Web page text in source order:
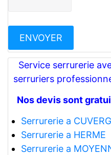
Service serrurerie
serruriers
Nos devis sont
Serrurerie a
Serrurerie a HERME
Serrurerie a